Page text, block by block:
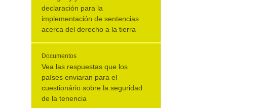
declaración para la
implementación de sentencias
acerca del derecho a la tierra
Documentos
Vea las respuestas que los
países enviaran para el
cuestionário sobre la seguridad
de la tenencia